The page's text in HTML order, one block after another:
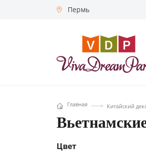
Пермь
Главная Китайский
Цвет